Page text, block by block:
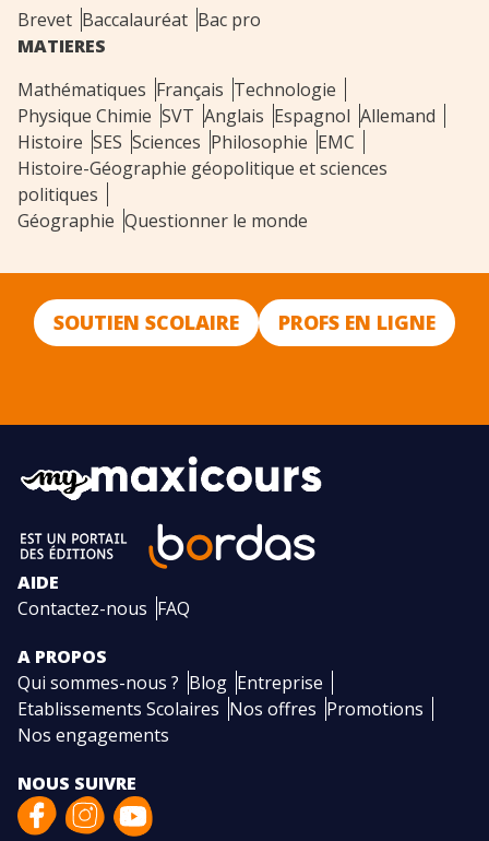
Brevet Baccalauréat Bac pro
MATIERES
Mathématiques Français Technologie
Physique Chimie SVT Anglais Espagnol Allemand
Histoire SES Sciences Philosophie EMC
Histoire-Géographie géopolitique et sciences
politiques
Géographie Questionner le monde
SOUTIEN SCOLAIRE PROFS EN LIGNE
AIDE
Contactez-nous FAQ
A PROPOS
Qui sommes-nous ? Blog Entreprise
Etablissements Scolaires Nos offres Promotions
Nos engagements
NOUS SUIVRE